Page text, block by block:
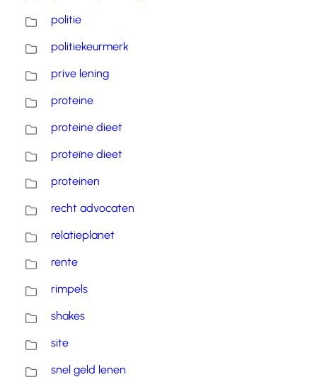
politie
politiekeurmerk
prive lening
proteine
proteine dieet
proteïne dieet
proteinen
recht advocaten
relatieplanet
rente
rimpels
shakes
site
snel geld lenen